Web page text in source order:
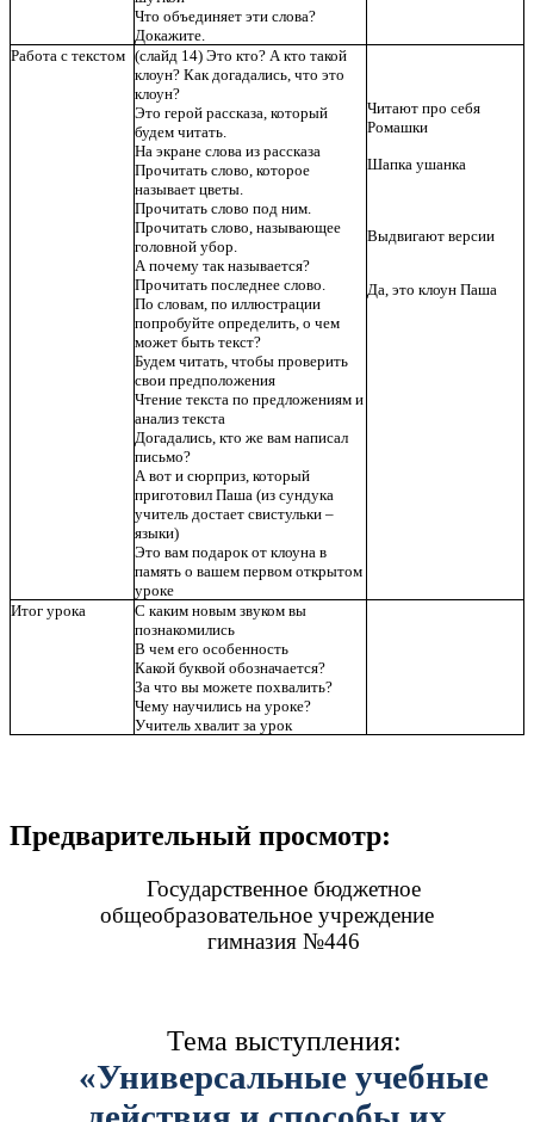
Что объединяет эти слова?
Докажите.
Работа с текстом (слайд 14) Это кто? А кто такой
клоун? Как догадались, что это
клоун?
Это герой рассказа, который
будем читать.
На экране слова из рассказа
Прочитать слово, которое
называет цветы.
Прочитать слово под ним.
Прочитать слово, называющее
головной убор.
А почему так называется?
Прочитать последнее слово.
По словам, по иллюстрации
попробуйте определить, о чем
может быть текст?
Будем читать, чтобы проверить
свои предположения
Чтение текста по предложениям и
анализ текста
Догадались, кто же вам написал
письмо?
А вот и сюрприз, который
приготовил Паша (из сундука
учитель достает свистульки –
языки)
Это вам подарок от клоуна в
память о вашем первом открытом
уроке
Читают про себя
Ромашки
Шапка ушанка
Выдвигают версии
Да, это клоун Паша
Итог урока
С каким новым звуком вы
познакомились
В чем его особенность
Какой буквой обозначается?
За что вы можете похвалить?
Чему научились на уроке?
Учитель хвалит за урок
Предварительный просмотр:
Государственное бюджетное
общеобразовательное учреждение
гимназия №446
Тема выступления:
«Универсальные учебные